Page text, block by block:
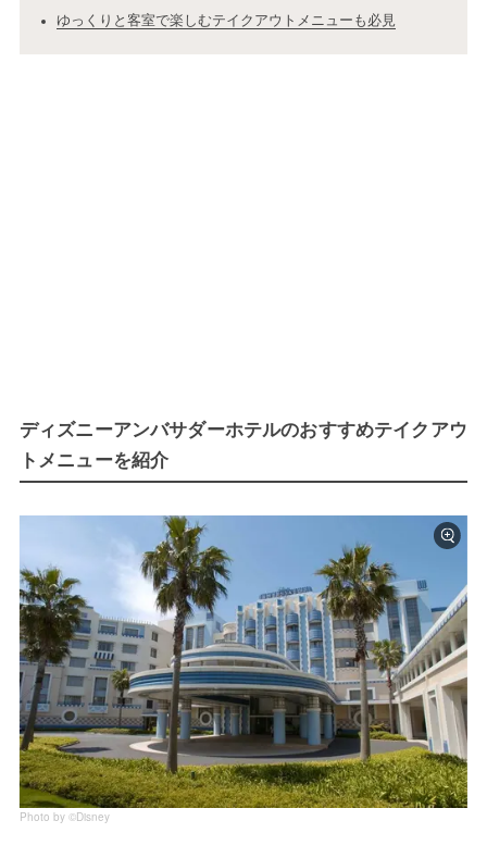
ゆっくりと客室で楽しむテイクアウトメニューも必見
ディズニーアンバサダーホテルのおすすめテイクアウ
トメニューを紹介
Photo by ©Disney